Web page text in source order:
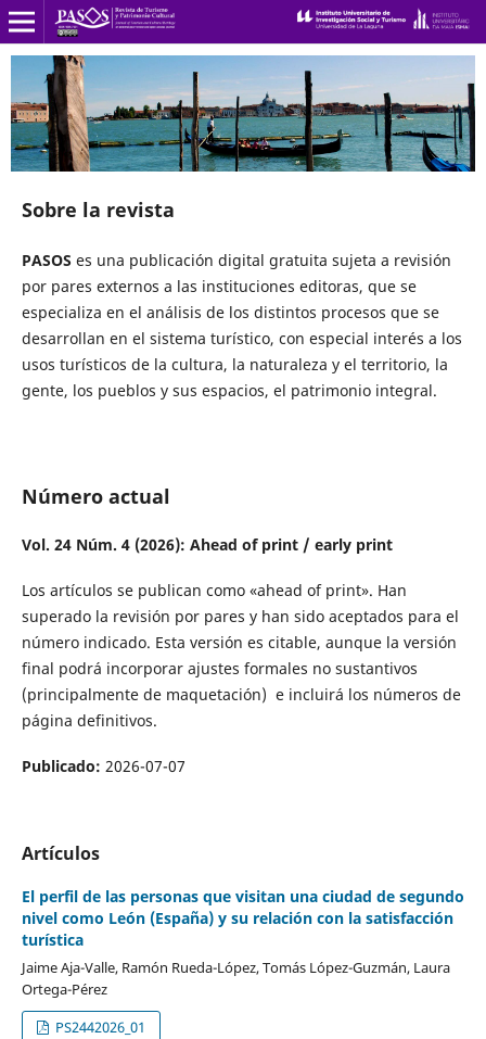
Sobre la revista
PASOS es una publicación digital gratuita sujeta a revisión
por pares externos a las instituciones editoras, que se
especializa en el análisis de los distintos procesos que se
desarrollan en el sistema turístico, con especial interés a los
usos turísticos de la cultura, la naturaleza y el territorio, la
gente, los pueblos y sus espacios, el patrimonio integral.
Número actual
Vol. 24 Núm. 4 (2026): Ahead of print / early print
Los artículos se publican como «ahead of print». Han
superado la revisión por pares y han sido aceptados para el
número indicado. Esta versión es citable, aunque la versión
final podrá incorporar ajustes formales no sustantivos
(principalmente de maquetación) e incluirá los números de
página definitivos.
Publicado: 2026-07-07
Artículos
El perfil de las personas que visitan una ciudad de segundo
nivel como León (España) y su relación con la satisfacción
turística
Jaime Aja-Valle, Ramón Rueda-López, Tomás López-Guzmán, Laura
Ortega-Pérez
PS2442026_01